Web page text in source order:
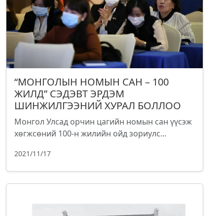
“МОНГОЛЫН НОМЫН САН – 100
ЖИЛД” СЭДЭВТ ЭРДЭМ
ШИНЖИЛГЭЭНИЙ ХУРАЛ БОЛЛОО
Монгол Улсад орчин цагийн номын сан үүсэж
хөгжсөний 100-н жилийн ойд зориулс...
2021/11/17